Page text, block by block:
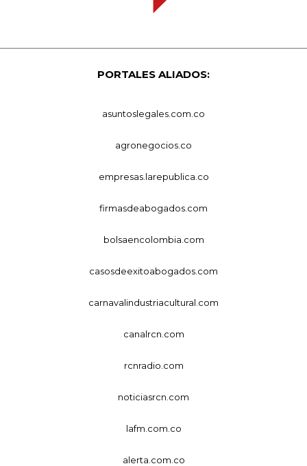
PORTALES ALIADOS:
asuntoslegales.com.co
agronegocios.co
empresas.larepublica.co
firmasdeabogados.com
bolsaencolombia.com
casosdeexitoabogados.com
carnavalindustriacultural.com
canalrcn.com
rcnradio.com
noticiasrcn.com
lafm.com.co
alerta.com.co